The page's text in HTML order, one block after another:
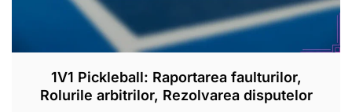
1V1 Pickleball: Raportarea faulturilor,
Rolurile arbitrilor, Rezolvarea disputelor